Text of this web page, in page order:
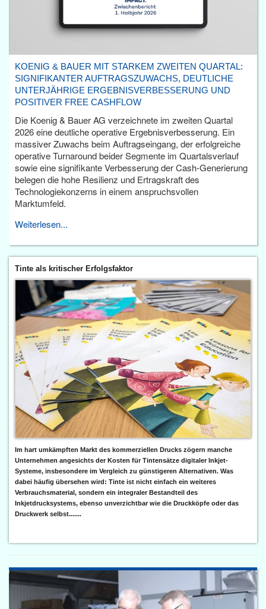
KOENIG & BAUER MIT STARKEM ZWEITEN QUARTAL:
SIGNIFIKANTER AUFTRAGSZUWACHS, DEUTLICHE
UNTERJÄHRIGE ERGEBNISVERBESSERUNG UND
POSITIVER FREE CASHFLOW
Die Koenig & Bauer AG verzeichnete im zweiten Quartal
2026 eine deutliche operative Ergebnisverbesserung. Ein
massiver Zuwachs beim Auftragseingang, der erfolgreiche
operative Turnaround beider Segmente im Quartalsverlauf
sowie eine signifikante Verbesserung der Cash-Generierung
belegen die hohe Resilienz und Ertragskraft des
Technologiekonzerns in einem anspruchsvollen
Marktumfeld.
Weiterlesen...
Tinte als kritischer Erfolgsfaktor
Im hart umkämpften Markt des kommerziellen Drucks zögern manche
Unternehmen angesichts der Kosten für Tintensätze digitaler Inkjet-
Systeme, insbesondere im Vergleich zu günstigeren Alternativen. Was
dabei häufig übersehen wird: Tinte ist nicht einfach ein weiteres
Verbrauchsmaterial, sondern ein integraler Bestandteil des
Inkjetdrucksystems, ebenso unverzichtbar wie die Druckköpfe oder das
Druckwerk selbst.......